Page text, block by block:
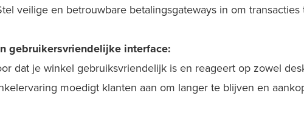
veilige en betrouwbare betalingsgateways in om
gebruikersvriendelijke interface:
dat je winkel gebruiksvriendelijk is en reageert op zowel
moedigt klanten aan om langer te blijven en